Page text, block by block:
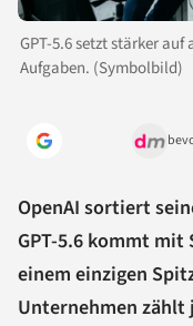
GPT-5.6 setzt stärker
Aufgaben. (Symbolbild)
OpenAI sortiert
GPT-5.6 kommt
einem einzigen
Unternehmen zählt